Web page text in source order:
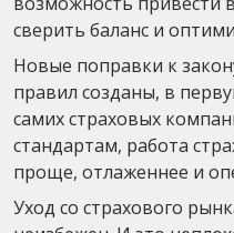
сверить баланс и
Новые поправки к
правил созданы, в
самих страховых
стандартам, работа
проще, отлаженнее и
Уход со страхового